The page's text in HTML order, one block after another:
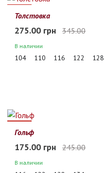
20%
Толстовка
275.00 грн 345.00
В наличии
104 110 116 122 128
29%
Гольф
175.00 грн 245.00
В наличии